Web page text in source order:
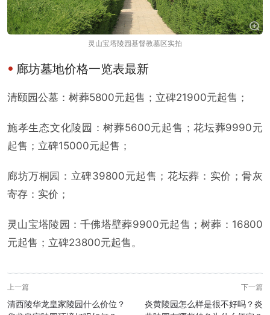
灵山宝塔陵园基督教墓区实拍
廊坊墓地价格一览表最新
清颐园公墓：树葬5800元起售；立碑21900元起售；
施孝生态文化陵园：树葬5600元起售；花坛葬9990元
起售；立碑15000元起售；
廊坊万桐园：立碑39800元起售；花坛葬：实价；骨灰
寄存：实价；
灵山宝塔陵园：千佛塔壁葬9900元起售；树葬：16800
元起售；立碑23800元起售。
上一篇
清西陵华龙皇家陵园什么价位？
下一篇
炎黄陵园怎么样是很不好吗？炎